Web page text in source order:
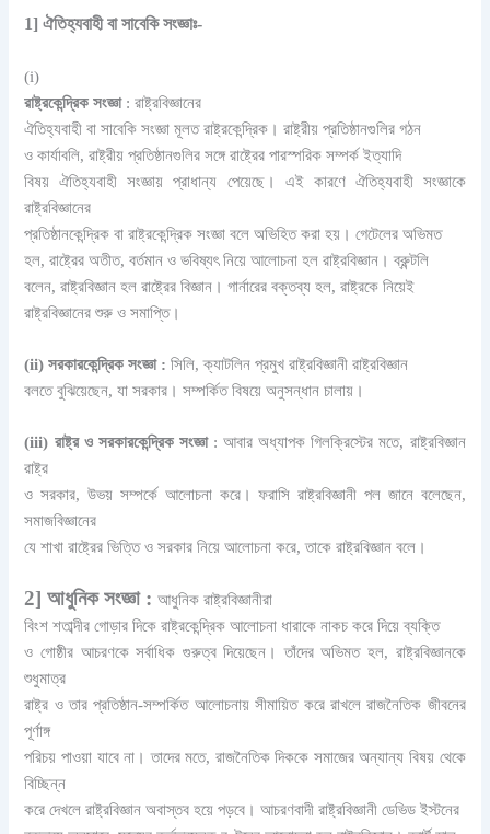
1] ঐতিহ্যবাহী বা সাবেকি সংজ্ঞাঃ-
(i)
রাষ্ট্রকেন্দ্রিক সংজ্ঞা: রাষ্ট্রবিজ্ঞানের
ঐতিহ্যবাহী বা সাবেকি সংজ্ঞা মূলত রাষ্ট্রকেন্দ্রিক। রাষ্ট্রীয় প্রতিষ্ঠানগুলির গঠন
ও কার্যাবলি, রাষ্ট্রীয় প্রতিষ্ঠানগুলির সঙ্গে রাষ্ট্রের পারস্পরিক সম্পর্ক ইত্যাদি
বিষয় ঐতিহ্যবাহী সংজ্ঞায় প্রাধান্য পেয়েছে। এই কারণে ঐতিহ্যবাহী সংজ্ঞাকে
রাষ্ট্রবিজ্ঞানের
প্রতিষ্ঠানকেন্দ্রিক বা রাষ্ট্রকেন্দ্রিক সংজ্ঞা বলে অভিহিত করা হয়। গেটেলের অভিমত
হল, রাষ্ট্রের অতীত, বর্তমান ও ভবিষ্যৎ নিয়ে আলােচনা হল রাষ্ট্রবিজ্ঞান। ব্রুন্টলি
বলেন, রাষ্ট্রবিজ্ঞান হল রাষ্ট্রের বিজ্ঞান। গার্নারের বক্তব্য হল, রাষ্ট্রকে নিয়েই
রাষ্ট্রবিজ্ঞানের শুরু ও সমাপ্তি।
(ii) সরকারকেন্দ্রিক সংজ্ঞা : সিলি, ক্যাটলিন প্রমুখ রাষ্ট্রবিজ্ঞানী রাষ্ট্রবিজ্ঞান
বলতে বুঝিয়েছেন, যা সরকার। সম্পর্কিত বিষয়ে অনুসন্ধান চালায়।
(iii) রাষ্ট্র ও সরকারকেন্দ্রিক সংজ্ঞা: আবার অধ্যাপক গিলক্রিস্টের মতে, রাষ্ট্রবিজ্ঞান
রাষ্ট্র
ও সরকার, উভয় সম্পর্কে আলােচনা করে। ফরাসি রাষ্ট্রবিজ্ঞানী পল জানে বলেছেন,
সমাজবিজ্ঞানের
যে শাখা রাষ্ট্রের ভিত্তি ও সরকার নিয়ে আলোচনা করে, তাকে রাষ্ট্রবিজ্ঞান বলে।
2] আধুনিক সংজ্ঞা : আধুনিক রাষ্ট্রবিজ্ঞানীরা
বিংশ শতাব্দীর গোড়ার দিকে রাষ্ট্রকেন্দ্রিক আলোচনা ধারাকে নাকচ করে দিয়ে ব্যক্তি
ও গোষ্ঠীর আচরণকে সর্বাধিক গুরুত্ব দিয়েছেন। তাঁদের অভিমত হল, রাষ্ট্রবিজ্ঞানকে
শুধুমাত্র
রাষ্ট্র ও তার প্রতিষ্ঠান-সম্পর্কিত আলোচনায় সীমায়িত করে রাখলে রাজনৈতিক জীবনের
পূর্ণাঙ্গ
পরিচয় পাওয়া যাবে না। তাদের মতে, রাজনৈতিক দিককে সমাজের অন্যান্য বিষয় থেকে
বিচ্ছিন্ন
করে দেখলে রাষ্ট্রবিজ্ঞান অবাস্তব হয়ে পড়বে। আচরণবাদী রাষ্ট্রবিজ্ঞানী ডেভিড ইস্টনের